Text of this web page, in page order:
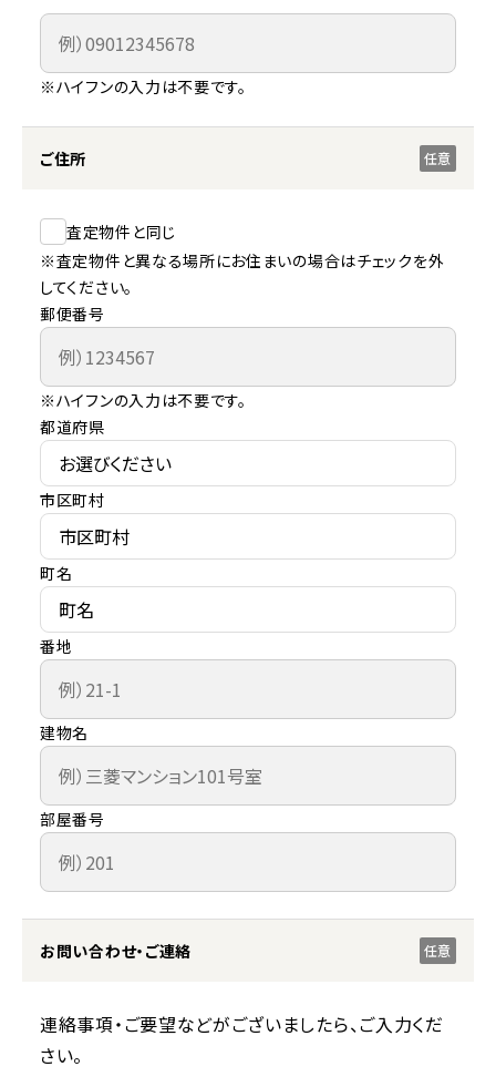
※ハイフンの入力は不要です。
ご住所 任意
査定物件と同じ
※査定物件と異なる場所にお住まいの場合はチェックを外
してください。
郵便番号
※ハイフンの入力は不要です。
都道府県
市区町村
町名
番地
建物名
部屋番号
お問い合わせ・ご連絡 任意
連絡事項・ご要望などがございましたら、ご入力くだ
さい。